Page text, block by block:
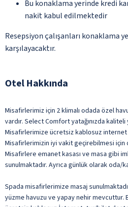
Bu konaklama yerinde kredi
nakit kabul edilmektedir
Resepsiyon çalışanları konaklama
karşılayacaktır.
Otel Hakkında
Misafirlerimiz için 2 klimalı odada özel
vardır. Select Comfort yatağınızda kaliteli
Misafirlerimize ücretsiz kablosuz internet
Misafirlerimizin iyi vakit geçirebilmesi için
Misafirlere emanet kasası ve masa gibi
sunulmaktadır. Ayrıca günlük olarak
Spada misafirlerimize masaj
yüzme havuzu ve yapay nehir mevcuttur.